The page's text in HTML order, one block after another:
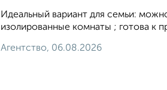
Идеальный вариант для семьи:
изолированные комнаты ; готова к
Агентство, 06.08.2026